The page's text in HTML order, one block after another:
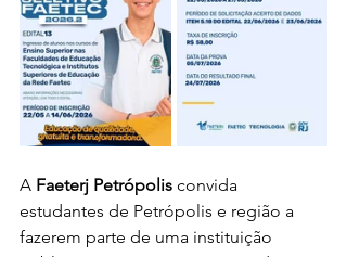
A Faeterj Petrópolis convida
estudantes de Petrópolis e região a
fazerem parte de uma instituição